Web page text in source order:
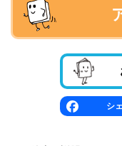
シ